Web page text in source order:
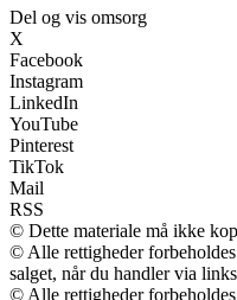
Del og vis omsorg
X
Facebook
Instagram
LinkedIn
YouTube
Pinterest
TikTok
Mail
RSS
© Dette materiale må ikke
© Alle rettigheder
salget, når du handler via
© Alle rettigheder